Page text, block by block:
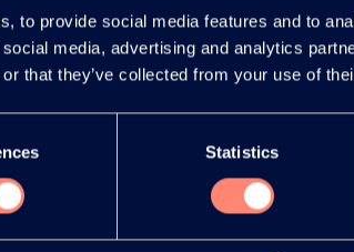
to provide social media features and to
media, advertising and analytics
that they’ve collected from your use of
Statistics